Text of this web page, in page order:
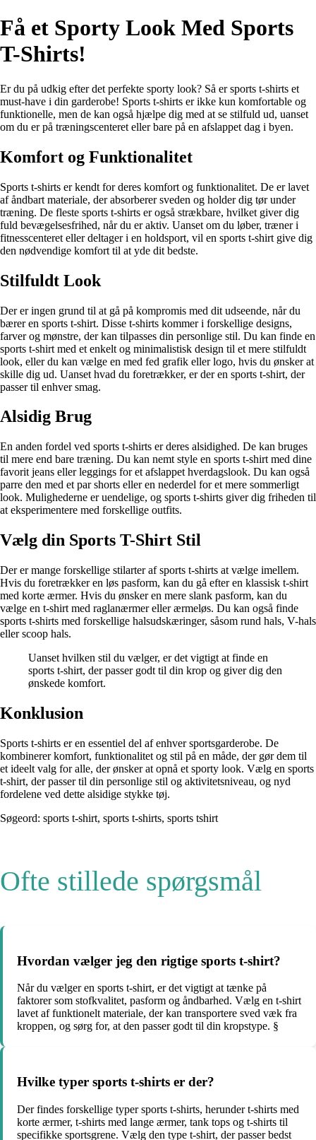
Få et Sporty Look Med Sports
T-Shirts!
Er du på udkig efter det perfekte sporty look? Så er sports t-shirts et
must-have i din garderobe! Sports t-shirts er ikke kun komfortable og
funktionelle, men de kan også hjælpe dig med at se stilfuld ud, uanset
om du er på træningscenteret eller bare på en afslappet dag i byen.
Komfort og Funktionalitet
Sports t-shirts er kendt for deres komfort og funktionalitet. De er lavet
af åndbart materiale, der absorberer sveden og holder dig tør under
træning. De fleste sports t-shirts er også strækbare, hvilket giver dig
fuld bevægelsesfrihed, når du er aktiv. Uanset om du løber, træner i
fitnesscenteret eller deltager i en holdsport, vil en sports t-shirt give dig
den nødvendige komfort til at yde dit bedste.
Stilfuldt Look
Der er ingen grund til at gå på kompromis med dit udseende, når du
bærer en sports t-shirt. Disse t-shirts kommer i forskellige designs,
farver og mønstre, der kan tilpasses din personlige stil. Du kan finde en
sports t-shirt med et enkelt og minimalistisk design til et mere stilfuldt
look, eller du kan vælge en med fed grafik eller logo, hvis du ønsker at
skille dig ud. Uanset hvad du foretrækker, er der en sports t-shirt, der
passer til enhver smag.
Alsidig Brug
En anden fordel ved sports t-shirts er deres alsidighed. De kan bruges
til mere end bare træning. Du kan nemt style en sports t-shirt med dine
favorit jeans eller leggings for et afslappet hverdagslook. Du kan også
parre den med et par shorts eller en nederdel for et mere sommerligt
look. Mulighederne er uendelige, og sports t-shirts giver dig friheden til
at eksperimentere med forskellige outfits.
Vælg din Sports T-Shirt Stil
Der er mange forskellige stilarter af sports t-shirts at vælge imellem.
Hvis du foretrækker en løs pasform, kan du gå efter en klassisk t-shirt
med korte ærmer. Hvis du ønsker en mere slank pasform, kan du
vælge en t-shirt med raglanærmer eller ærmeløs. Du kan også finde
sports t-shirts med forskellige halsudskæringer, såsom rund hals, V-hals
eller scoop hals.
Uanset hvilken stil du vælger, er det vigtigt at finde en
sports t-shirt, der passer godt til din krop og giver dig den
ønskede komfort.
Konklusion
Sports t-shirts er en essentiel del af enhver sportsgarderobe. De
kombinerer komfort, funktionalitet og stil på en måde, der gør dem til
et ideelt valg for alle, der ønsker at opnå et sporty look. Vælg en sports
t-shirt, der passer til din personlige stil og aktivitetsniveau, og nyd
fordelene ved dette alsidige stykke tøj.
Søgeord: sports t-shirt, sports t-shirts, sports tshirt
Ofte stillede spørgsmål
Hvordan vælger jeg den rigtige sports t-shirt?
Når du vælger en sports t-shirt, er det vigtigt at tænke på
faktorer som stofkvalitet, pasform og åndbarhed. Vælg en t-shirt
lavet af funktionelt materiale, der kan transportere sved væk fra
kroppen, og sørg for, at den passer godt til din kropstype. §
Hvilke typer sports t-shirts er der?
Der findes forskellige typer sports t-shirts, herunder t-shirts med
korte ærmer, t-shirts med lange ærmer, tank tops og t-shirts til
specifikke sportsgrene. Vælg den type t-shirt, der passer bedst